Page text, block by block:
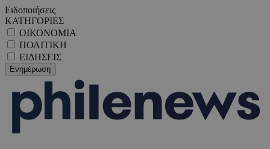
Ειδοποιήσεις
ΚΑΤΗΓΟΡΙΕΣ
ΟΙΚΟΝΟΜΙΑ
ΠΟΛΙΤΙΚΗ
ΕΙΔΗΣΕΙΣ